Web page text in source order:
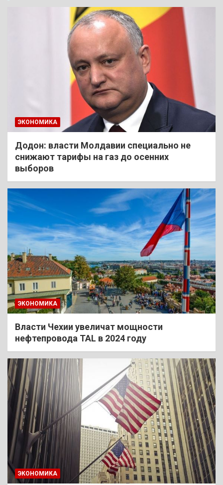
ЭКОНОМИКА
Додон: власти Молдавии специально не
снижают тарифы на газ до осенних
выборов
ЭКОНОМИКА
Власти Чехии увеличат мощности
нефтепровода TAL в 2024 году
ЭКОНОМИКА